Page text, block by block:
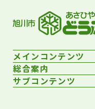
メインコンテンツ
総合案内
サブコンテンツ